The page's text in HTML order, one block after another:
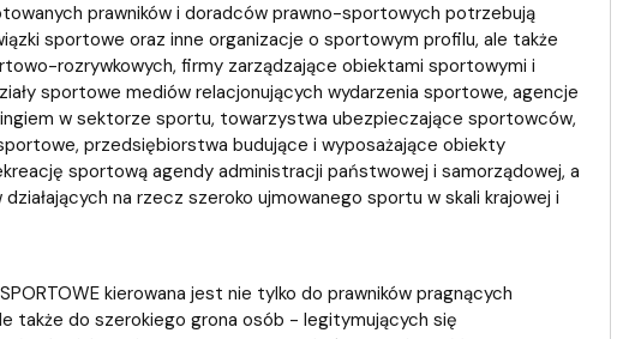
prawników i doradców prawno-sportowych potrzebują
sportowe oraz inne organizacje o sportowym profilu, ale także
rozrywkowych, firmy zarządzające obiektami sportowymi i
sportowe mediów relacjonujących wydarzenia sportowe, agencje
w sektorze sportu, towarzystwa ubezpieczające sportowców,
przedsiębiorstwa budujące i wyposażające obiekty
sportową agendy administracji państwowej i samorządowej, a
na rzecz szeroko ujmowanego sportu w skali krajowej i
kierowana jest nie tylko do prawników pragnących
także do szerokiego grona osób - legitymujących się